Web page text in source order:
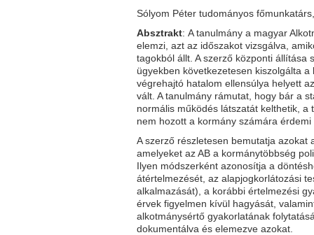
Sólyom Péter tudományos
Absztrakt: A tanulmány a magyar
elemzi, azt az időszakot vizsgálva,
tagokból állt. A szerző központi állítása
ügyekben következetesen kiszolgálta
végrehajtó hatalom ellensúlya helyett
vált. A tanulmány rámutat, hogy bár a
normális működés látszatát kelthetik,
nem hozott a kormány számára
A szerző részletesen bemutatja azokat
amelyeket az AB a kormánytöbbség
Ilyen módszerként azonosítja a
átértelmezését, az alapjogkorlátozási
alkalmazását), a korábbi értelmezési
érvek figyelmen kívül hagyását,
alkotmánysértő gyakorlatának
dokumentálva és elemezve azokat.